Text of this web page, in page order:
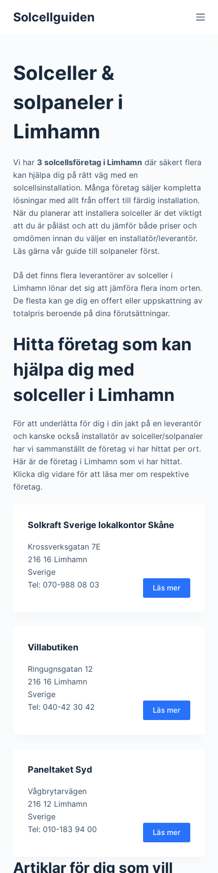
S
o
o
Solcellguiden
Solceller &
solpaneler i
Limhamn
Vi har 3 solcellsföretag i Limhamn där säkert flera
kan hjälpa dig på rätt väg med en
solcellsinstallation. Många företag säljer kompletta
lösningar med allt från offert till färdig installation.
När du planerar att installera solceller är det viktigt
att du är påläst och att du jämför både priser och
omdömen innan du väljer en installatör/leverantör.
Läs gärna vår guide till solpaneler först.
Då det finns flera leverantörer av solceller i
Limhamn lönar det sig att jämföra flera inom orten.
De flesta kan ge dig en offert eller uppskattning av
totalpris beroende på dina förutsättningar.
Hitta företag som kan
hjälpa dig med
solceller i Limhamn
För att underlätta för dig i din jakt på en leverantör
och kanske också installatör av solceller/solpanaler
har vi sammanställt de företag vi har hittat per ort.
Här är de företag i Limhamn som vi har hittat.
Klicka dig vidare för att läsa mer om respektive
företag.
Solkraft Sverige lokalkontor Skåne
Krossverksgatan 7E
216 16 Limhamn
Sverige
Tel: 070-988 08 03
Läs mer
Villabutiken
Ringugnsgatan 12
216 16 Limhamn
Sverige
Tel: 040-42 30 42
Läs mer
Paneltaket Syd
Vågbrytarvägen
216 12 Limhamn
Sverige
Tel: 010-183 94 00
Läs mer
Artiklar för dig som vill